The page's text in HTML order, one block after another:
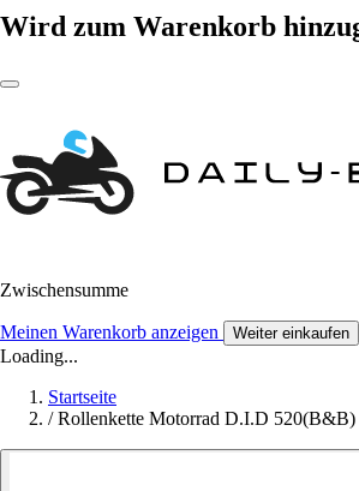
Wird zum Warenkorb
Zwischensumme
Meinen Warenkorb anzeigen Weiter einkaufen
Loading...
Startseite
/ Rollenkette Motorrad D.I.D